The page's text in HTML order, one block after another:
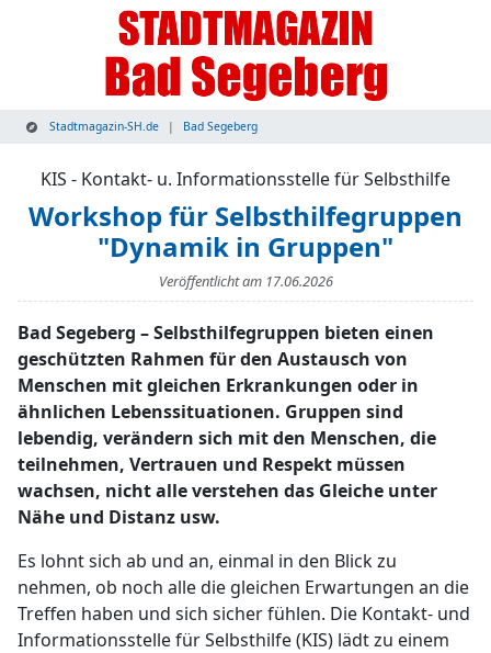
Stadtmagazin-SH.de Bad Segeberg
KIS - Kontakt- u. Informationsstelle für Selbsthilfe
Workshop für Selbsthilfegruppen
"Dynamik in Gruppen"
Veröffentlicht am 17.06.2026
Bad Segeberg – Selbsthilfegruppen bieten einen
geschützten Rahmen für den Austausch von
Menschen mit gleichen Erkrankungen oder in
ähnlichen Lebenssituationen. Gruppen sind
lebendig, verändern sich mit den Menschen, die
teilnehmen, Vertrauen und Respekt müssen
wachsen, nicht alle verstehen das Gleiche unter
Nähe und Distanz usw.
Es lohnt sich ab und an, einmal in den Blick zu
nehmen, ob noch alle die gleichen Erwartungen an die
Treffen haben und sich sicher fühlen. Die Kontakt- und
Informationsstelle für Selbsthilfe (KIS) lädt zu einem